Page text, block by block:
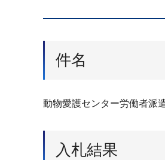
件名
動物愛護センター労働者派
入札結果